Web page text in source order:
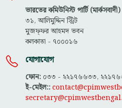
ভারতের কমিউনিস্ট পার্টি
৩১, আলিমুদ্দিন স্ট্রিট
মুজফ্ফ‌র আহমদ ভবন
কলকাতা - ৭০০০১৬
যোগাযোগ
ফোন: ০৩৩ - ২২১৭৬৬৩৩,
ই-মেইল::